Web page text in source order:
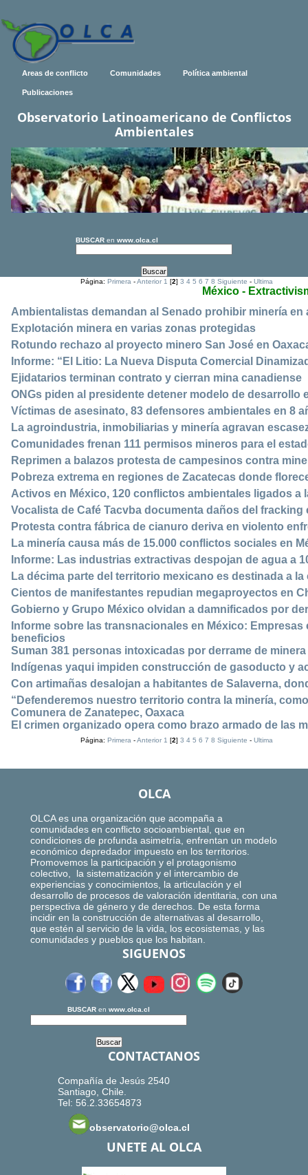
Areas de conflicto Comunidades Política ambiental
Publicaciones
Observatorio Latinoamericano de Conflictos
Ambientales
BUSCAR en www.olca.cl
Página:Primera -Anterior 1 [2]3 4 5 6 7 8 Siguiente -Ultima
México -
Ambientalistas demandan al Senado prohibir minería en
Explotación minera en varias zonas protegidas
Rotundo rechazo al proyecto minero San José en
Informe: “El Litio: La Nueva Disputa Comercial
Ejidatarios terminan contrato y cierran mina canadiense
ONGs piden al presidente detener modelo de desarrollo
Víctimas de asesinato, 83 defensores ambientales en 8
La agroindustria, inmobiliarias y minería agravan
Comunidades frenan 111 permisos mineros para el
Reprimen a balazos protesta de campesinos contra
Pobreza extrema en regiones de Zacatecas donde
Activos en México, 120 conflictos ambientales ligados a
Vocalista de Café Tacvba documenta daños del fracking
Protesta contra fábrica de cianuro deriva en violento
La minería causa más de 15.000 conflictos sociales en
Informe: Las industrias extractivas despojan de agua a
La décima parte del territorio mexicano es destinada a
Cientos de manifestantes repudian megaproyectos en
Gobierno y Grupo México olvidan a damnificados por
Informe sobre las transnacionales en México:
beneficios
Suman 381 personas intoxicadas por derrame de
Indígenas yaqui impiden construcción de gasoducto y
Con artimañas desalojan a habitantes de Salaverna,
“Defenderemos nuestro territorio contra la minería,
Comunera de Zanatepec, Oaxaca
El crimen organizado opera como brazo armado de las
Página:Primera -Anterior 1 [2]3 4 5 6 7 8 Siguiente -Ultima
OLCA
OLCA es una organización que acompaña a
comunidades en conflicto socioambiental, que en
condiciones de profunda asimetría, enfrentan un modelo
económico depredador impuesto en los territorios.
Promovemos la participación y el protagonismo
colectivo, la sistematización y el intercambio de
experiencias y conocimientos, la articulación y el
desarrollo de procesos de valoración identitaria, con una
perspectiva de género y de derechos. De esta forma
incidir en la construcción de alternativas al desarrollo,
que estén al servicio de la vida, los ecosistemas, y las
comunidades y pueblos que los habitan.
SIGUENOS
BUSCAR en www.olca.cl
CONTACTANOS
Compañía de Jesús 2540
Santiago, Chile.
Tel: 56.2.33654873
observatorio@olca.cl
UNETE AL OLCA